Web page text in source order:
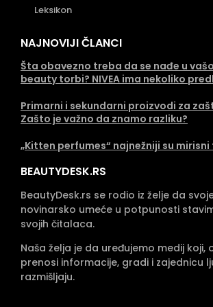
Leksikon
NAJNOVIJI ČLANCI
Šta obavezno treba da se nađe u
beauty torbi? NIVEA ima nekoliko
Primarni i sekundarni proizvodi za
Zašto je važno da znamo razliku?
„Kitten perfumes“ najnežniji su
BEAUTYDESK.RS
BeautyDesk.rs se rodio iz želje da
novinarsko umeće u potpunosti
svojih čitalaca.
Naša želja je da uređujemo medij koji,
prenosi informacije, gradi i zajednicu
razmišljaju.